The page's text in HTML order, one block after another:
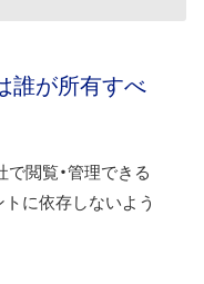
誰が所有すべ
閲覧・管理できる
に依存しないよう